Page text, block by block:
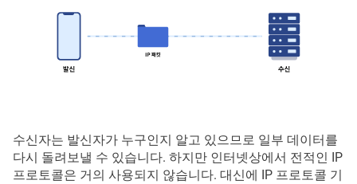
수신자는 발신자가 누구인지 알고 있으므로 일부 데이터를
다시 돌려보낼 수 있습니다. 하지만 인터넷상에서 전적인 IP
프로토콜은 거의 사용되지 않습니다. 대신에 IP 프로토콜 기